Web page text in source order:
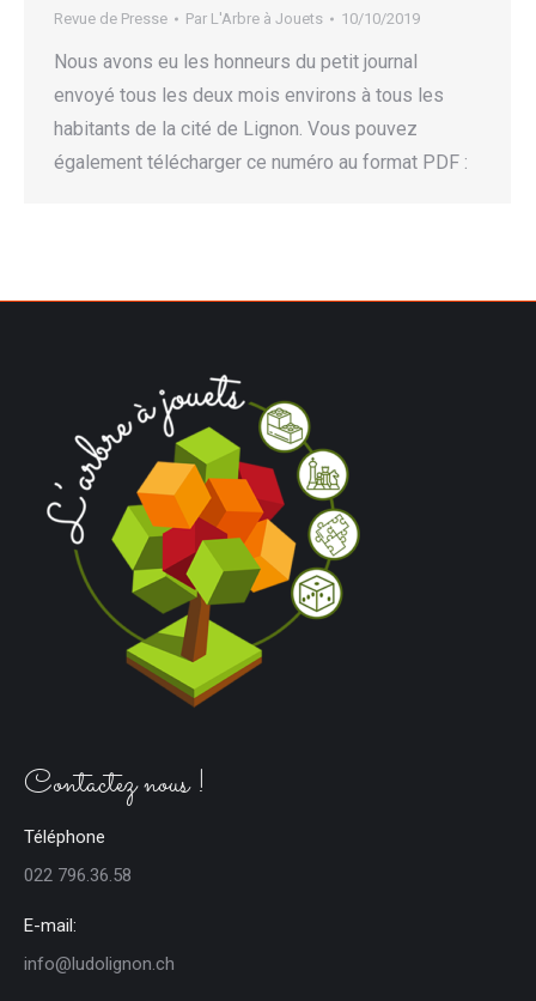
Revue de Presse Par L'Arbre à Jouets 10/10/2019
Nous avons eu les honneurs du petit journal
envoyé tous les deux mois environs à tous les
habitants de la cité de Lignon. Vous pouvez
également télécharger ce numéro au format PDF :
Contactez nous !
Téléphone
022 796.36.58
E-mail:
info@ludolignon.ch